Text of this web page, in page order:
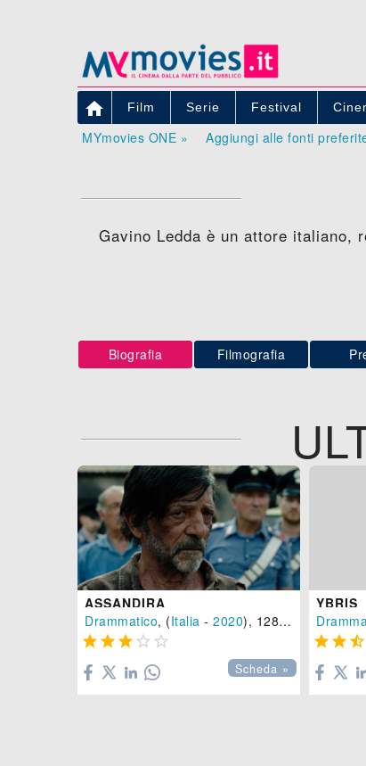
 Film Serie Festival
MYmovies ONE » Aggiungi alle fonti
Gavino Ledda è un attore italiano,
Biografia Filmografia
ASSANDIRA
Drammatico, (Italia - 2020), 128 min.
    
Scheda »
YBRIS
  